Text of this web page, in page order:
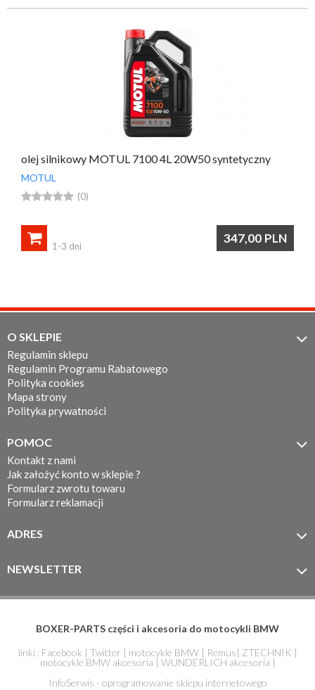
olej silnikowy MOTUL 7100 4L 20W50 syntetyczny
MOTUL
 (0)
347,00 PLN

1-3 dni
O SKLEPIE 
Regulamin sklepu
Regulamin Programu Rabatowego
Polityka cookies
Mapa strony
Polityka prywatności
POMOC 
Kontakt z nami
Jak założyć konto w sklepie ?
Formularz zwrotu towaru
Formularz reklamacji
ADRES 
ul. Koronkarska 7/11
NEWSLETTER 
BOXER-PARTS części i akcesoria do motocykli BMW
linki : Facebook | Twitter | motocykle BMW| Remus| ZTECHNIK |
motocykle BMW akcesoria | WUNDERLICH akcesoria |
InfoSerwis - oprogramowanie sklepu internetowego